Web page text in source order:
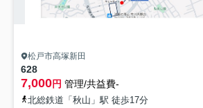
松戸市高塚新田
628
7,000円 管理/共益費-
北総鉄道「秋山」駅 徒歩17分